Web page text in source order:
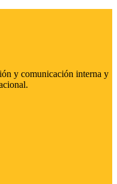
y comunicación interna y